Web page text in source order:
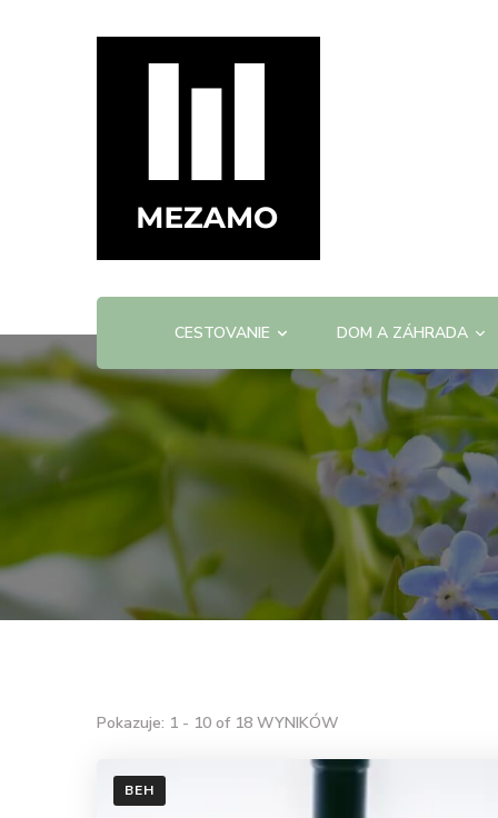
mezamo.sk
CESTOVANIE DOM A ZÁHRADA
Pokazuje: 1 - 10 of 18 WYNIKÓW
BEH